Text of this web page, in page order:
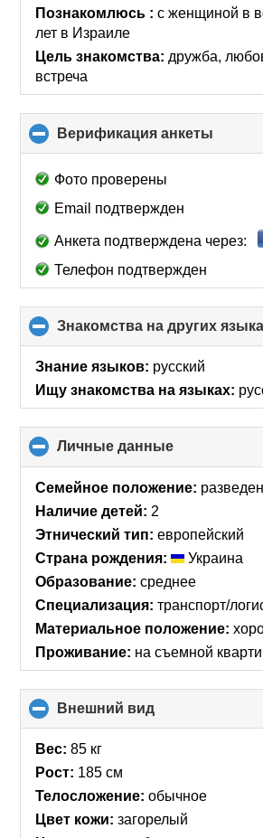
collapse
contents
Познакомлюсь :с женщиной в
лет в Израиле
Цель знакомства: дружба,
встреча
Верификация анкеты
to
Фото проверены
Email подтвержден
Анкета подтверждена через:
Телефон подтвержден
Знакомства на других
Знание языков: русский
Ищу знакомства на языках:
Личные данные
to
collapse
contents
Семейное положение: разведен
Наличие детей: 2
Этнический тип: европейский
Страна рождения:
Украина
Образование: среднее
Специализация: транспорт/
Материальное положение:
Проживание: на съемной
Внешний вид
to
Вес: 85 кг
Рост: 185 см
Телосложение: обычное
Цвет кожи: загорелый